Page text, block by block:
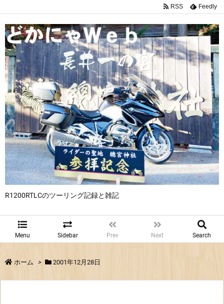
R1200RTLCのツーリング記録と雑記
Menu Sidebar Prev Next Search
RSS Feedly
ホーム > 2001年12月28日